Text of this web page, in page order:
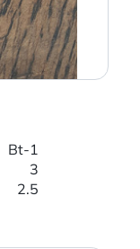
Bt-1
3
2.5